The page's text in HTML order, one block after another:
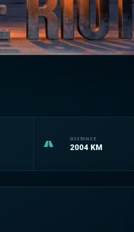
DISTANCE
2004 KM